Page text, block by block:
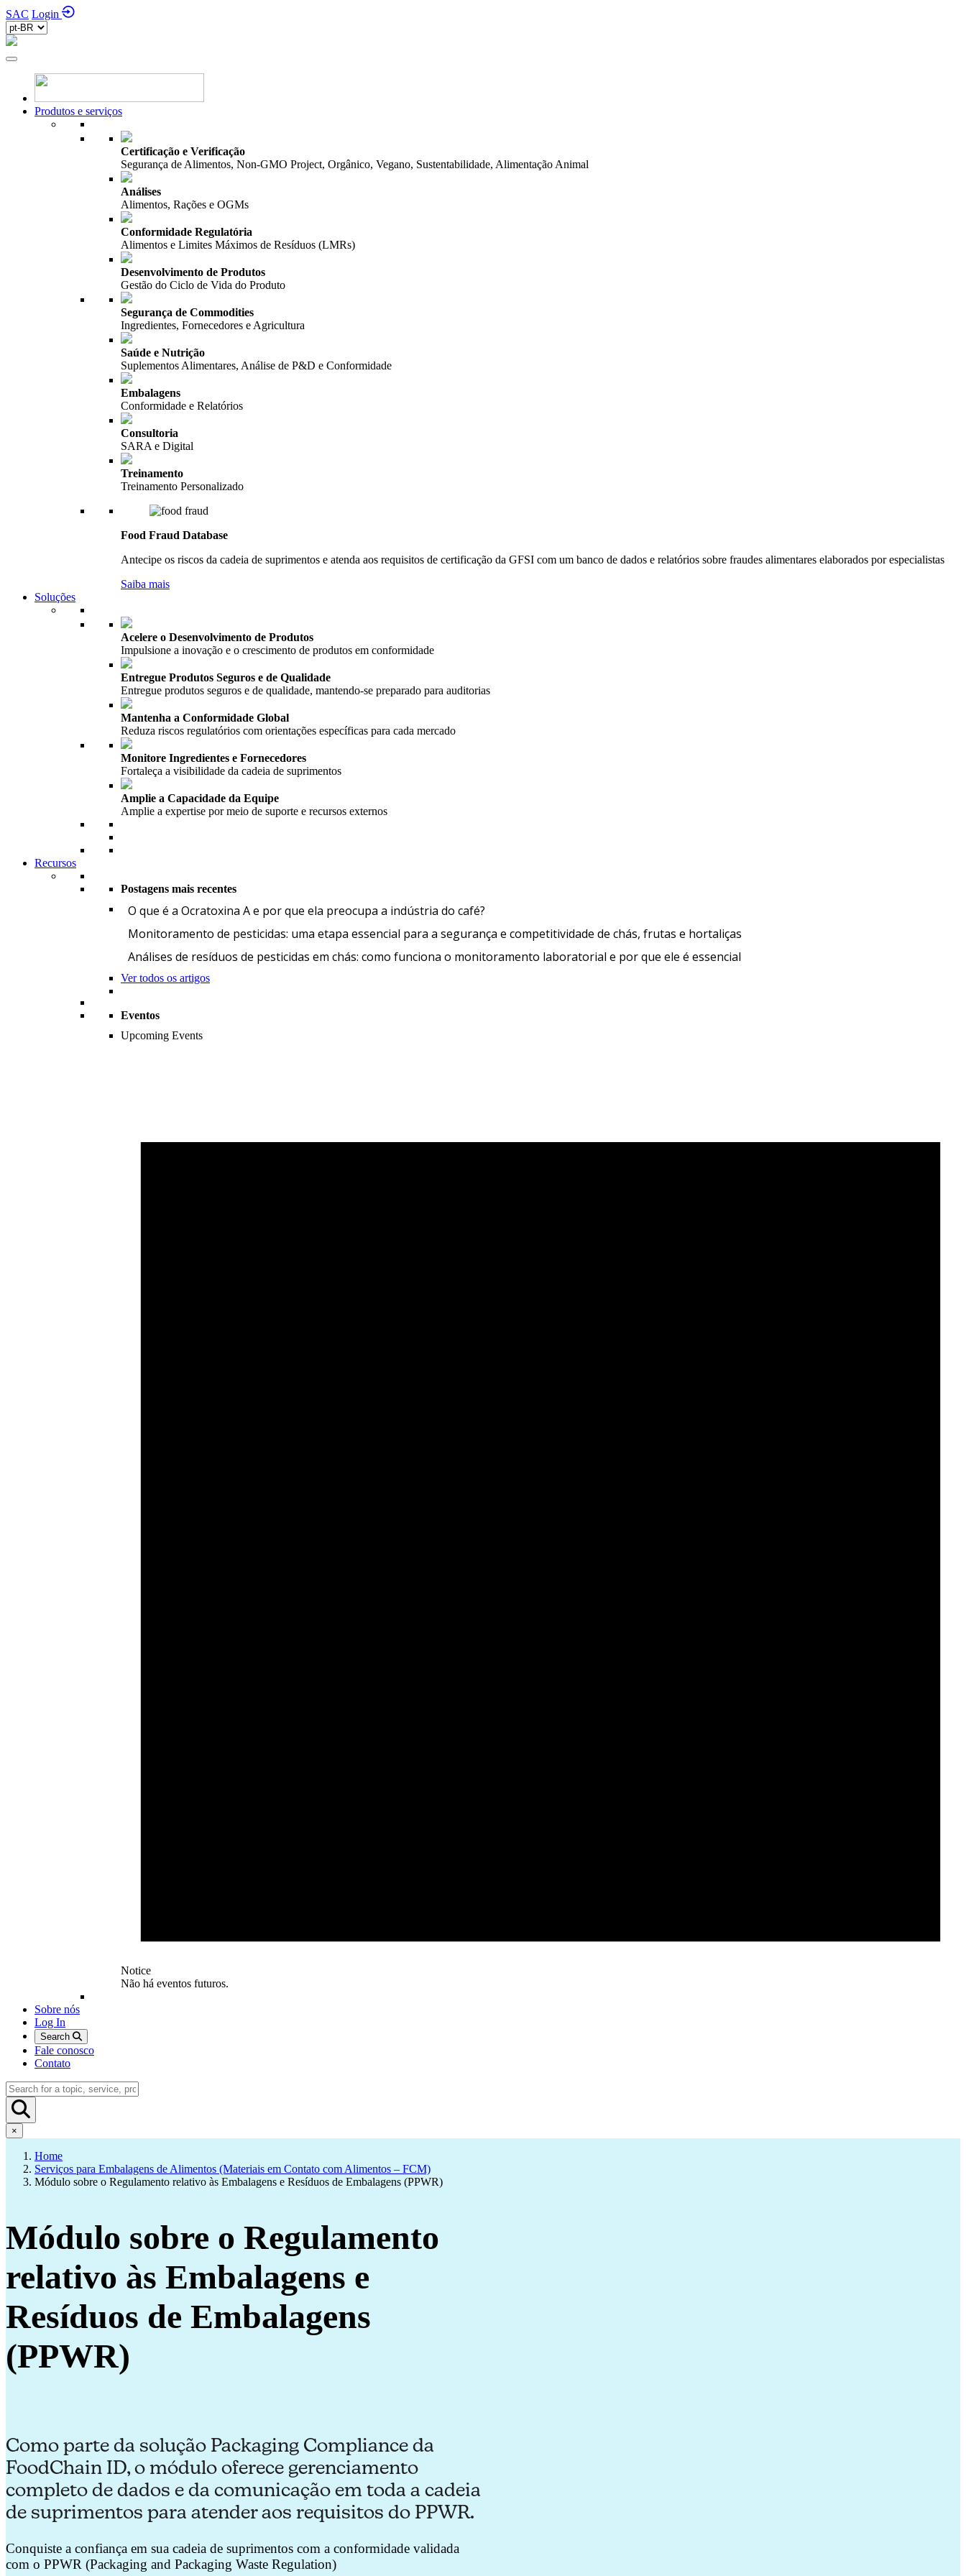
SAC Login
Produtos e serviços
Certificação e Verificação
Segurança de Alimentos, Non-GMO Project, Orgânico, Vegano, Sustentabilidade, Alimentação Animal
Análises
Alimentos, Rações e OGMs
Conformidade Regulatória
Alimentos e Limites Máximos de Resíduos (LMRs)
Desenvolvimento de Produtos
Gestão do Ciclo de Vida do Produto
Segurança de Commodities
Ingredientes, Fornecedores e Agricultura
Saúde e Nutrição
Suplementos Alimentares, Análise de P&D e Conformidade
Embalagens
Conformidade e Relatórios
Consultoria
SARA e Digital
Treinamento
Treinamento Personalizado
Food Fraud Database
Antecipe os riscos da cadeia de suprimentos e atenda aos requisitos de certificação da GFSI com um banco de dados e relatórios sobre fraudes alimentares elaborados por especialistas
Saiba mais
Soluções
Acelere o Desenvolvimento de Produtos
Impulsione a inovação e o crescimento de produtos em conformidade
Entregue Produtos Seguros e de Qualidade
Entregue produtos seguros e de qualidade, mantendo-se preparado para auditorias
Mantenha a Conformidade Global
Reduza riscos regulatórios com orientações específicas para cada mercado
Monitore Ingredientes e Fornecedores
Fortaleça a visibilidade da cadeia de suprimentos
Amplie a Capacidade da Equipe
Amplie a expertise por meio de suporte e recursos externos
Recursos
Postagens mais recentes
O que é a Ocratoxina A e por que ela preocupa a indústria do café?
Monitoramento de pesticidas: uma etapa essencial para a segurança e competitividade de chás, frutas e hortaliças
Análises de resíduos de pesticidas em chás: como funciona o monitoramento laboratorial e por que ele é essencial
Ver todos os artigos
Eventos
Upcoming Events
Notice
Não há eventos futuros.
Sobre nós
Log In
Search
Fale conosco
Contato
×
Home
Serviços para Embalagens de Alimentos (Materiais em Contato com Alimentos – FCM)
Módulo sobre o Regulamento relativo às Embalagens e Resíduos de Embalagens (PPWR)
Módulo sobre o Regulamento
relativo às Embalagens e
Resíduos de Embalagens
(PPWR)
Como parte da solução Packaging Compliance da
FoodChain ID, o módulo oferece gerenciamento
completo de dados e da comunicação em toda a cadeia
de suprimentos para atender aos requisitos do PPWR.
Conquiste a confiança em sua cadeia de suprimentos com a conformidade validada
com o PPWR (Packaging and Packaging Waste Regulation)